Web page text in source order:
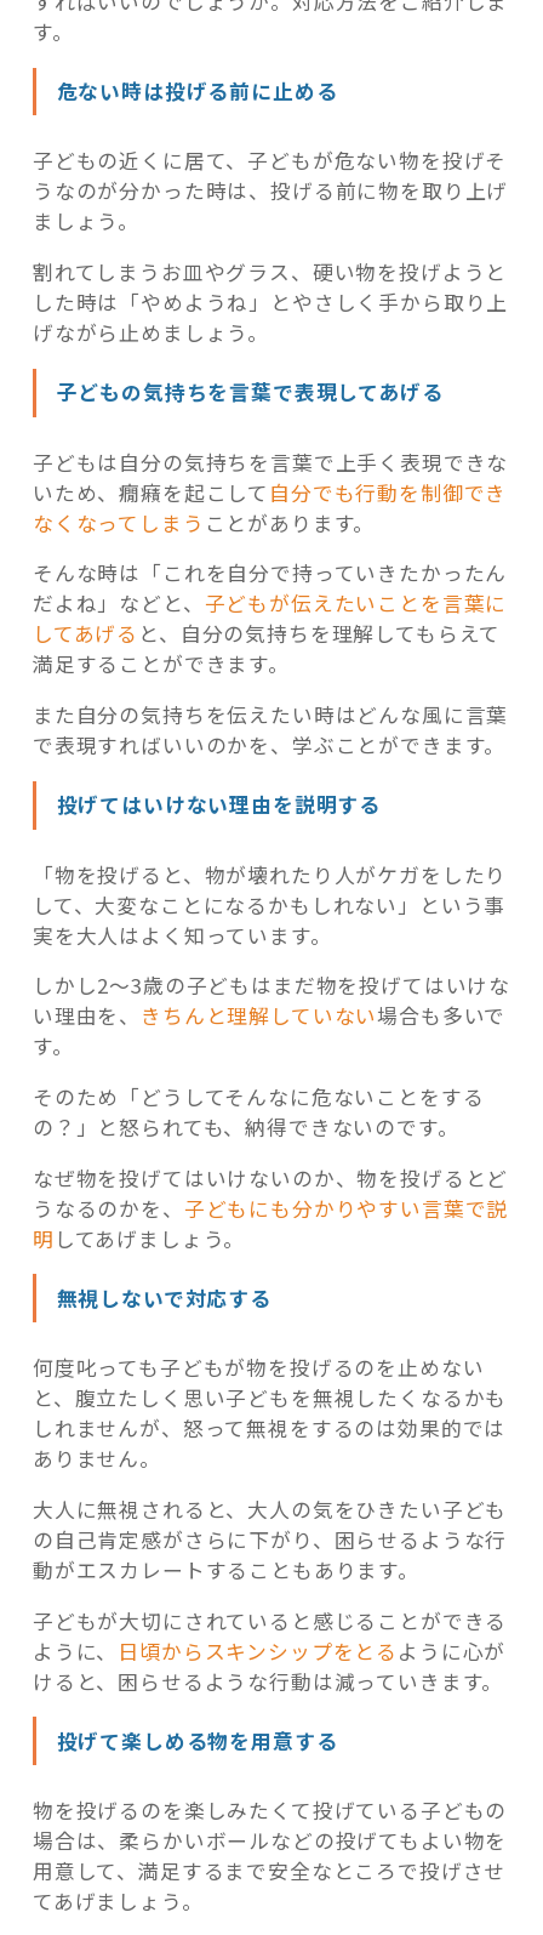
す。
危ない時は投げる前に止める
子どもの近くに居て、子どもが危ない物を投げそ
うなのが分かった時は、投げる前に物を取り上げ
ましょう。
割れてしまうお皿やグラス、硬い物を投げようと
した時は「やめようね」とやさしく手から取り上
げながら止めましょう。
子どもの気持ちを言葉で表現してあげる
子どもは自分の気持ちを言葉で上手く表現できな
いため、癇癪を起こして 自分でも行動を制御でき
なくなってしまう ことがあります。
そんな時は「これを自分で持っていきたかったん
だよね」などと、 子どもが伝えたいことを言葉に
してあげる と、自分の気持ちを理解してもらえて
満足することができます。
また自分の気持ちを伝えたい時はどんな風に言葉
で表現すればいいのかを、学ぶことができます。
投げてはいけない理由を説明する
「物を投げると、物が壊れたり人がケガをしたり
して、大変なことになるかもしれない」という事
実を大人はよく知っています。
しかし2～3歳の子どもはまだ物を投げてはいけな
い理由を、 きちんと理解していない場合も多いで
す。
そのため「どうしてそんなに危ないことをする
の？」と怒られても、納得できないのです。
なぜ物を投げてはいけないのか、物を投げるとど
うなるのかを、 子どもにも分かりやすい言葉で説
明 してあげましょう。
無視しないで対応する
何度叱っても子どもが物を投げるのを止めない
と、腹立たしく思い子どもを無視したくなるかも
しれませんが、怒って無視をするのは効果的では
ありません。
大人に無視されると、大人の気をひきたい子ども
の自己肯定感がさらに下がり、困らせるような行
動がエスカレートすることもあります。
子どもが大切にされていると感じることができる
ように、
日頃からスキンシップをとる ように心が
けると、困らせるような行動は減っていきます。
投げて楽しめる物を用意する
物を投げるのを楽しみたくて投げている子どもの
場合は、柔らかいボールなどの投げてもよい物を
用意して、満足するまで安全なところで投げさせ
てあげましょう。